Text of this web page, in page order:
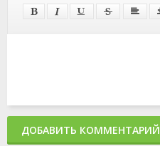
ДОБАВИТЬ КОММЕНТАРИЙ